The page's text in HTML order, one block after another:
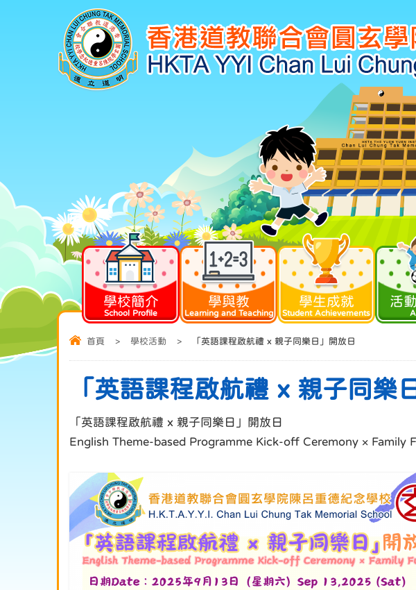
學校簡介
School Profile
學與教
Learning and Teaching
學生成就
Student Achievements
活
首頁 > 學校活動 > 「英語課程啟航禮 x 親子同樂日」開放日
「英語課程啟航禮 x 親子同樂
「英語課程啟航禮 x 親子同樂日」開放日
English Theme-based Programme Kick-off Ceremony × Family